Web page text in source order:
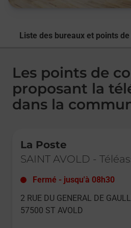
Liste des bureaux et points
Les points de
proposant la
dans la
La Poste
SAINT AVOLD -
Fermé - jusqu'à 08h30
2 RUE DU GENERAL DE
57500 ST AVOLD